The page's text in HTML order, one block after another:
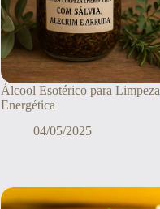
Álcool Esotérico para Limpeza
Energética
04/05/2025